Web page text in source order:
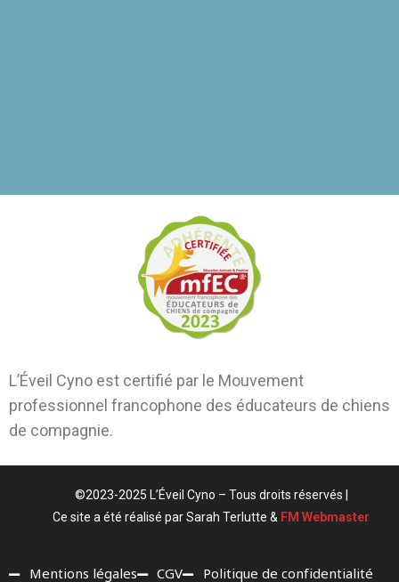
L’Éveil Cyno est certifié par le Mouvement
professionnel francophone des éducateurs de chiens
de compagnie.
©2023-2025 L’Éveil Cyno – Tous droits réservés |
Ce site a été réalisé par Sarah Terlutte & FM Webmaster
Mentions légales CGV Politique de confidentialité